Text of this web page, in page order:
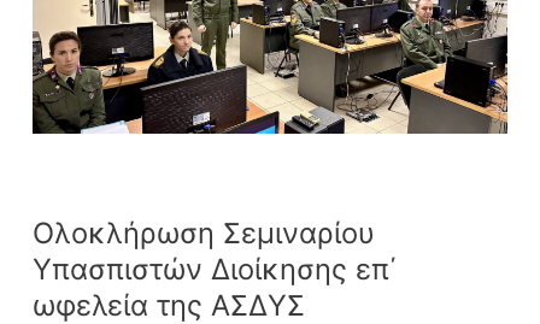
Ολοκλήρωση Σεμιναρίου
Υπασπιστών Διοίκησης επ΄
ωφελεία της ΑΣΔΥΣ
ωφελεία
της
ΑΣΔΥΣ